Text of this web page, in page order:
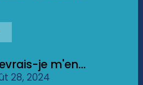
je m'en...
28, 2024